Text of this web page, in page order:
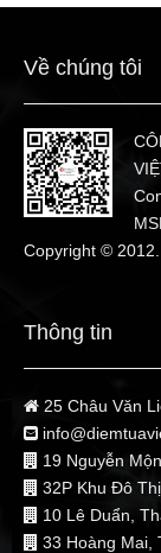
Về chúng tôi
Copyright ©
Thông tin
25 Châu Văn
19 Nguyễn
32P Khu Đô
10 Lê Duẩn,
33 Hoàng Mai,